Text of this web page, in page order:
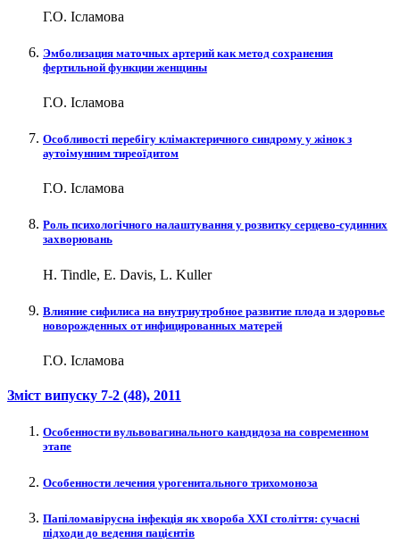
Г.О. Ісламова
Эмболизация маточных артерий как метод сохранения
фертильной функции женщины
Г.О. Ісламова
Особливості перебігу клімактеричного синдрому у жінок з
аутоімунним тиреоїдитом
Г.О. Ісламова
Роль психологічного налаштування у розвитку серцево-судинних
захворювань
H. Tindle, E. Davis, L. Kuller
Влияние сифилиса на внутриутробное развитие плода и здоровье
новорожденных от инфицированных матерей
Г.О. Ісламова
Зміст випуску 7-2 (48), 2011
Особенности вульвовагинального кандидоза на современном
этапе
Особенности лечения урогенитального трихомоноза
Папіломавірусна інфекція як хвороба XXI століття: сучасні
підходи до ведення пацієнтів